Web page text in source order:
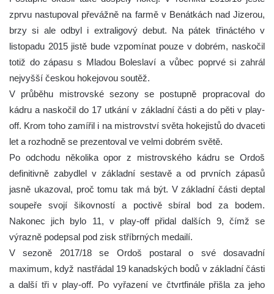
zprvu nastupoval převážně na farmě v Benátkách nad Jizerou,
brzy si ale odbyl i extraligový debut. Na pátek třináctého v
listopadu 2015 jistě bude vzpomínat pouze v dobrém, naskočil
totiž do zápasu s Mladou Boleslaví a vůbec poprvé si zahrál
nejvyšší českou hokejovou soutěž.
V průběhu mistrovské sezony se postupně propracoval do
kádru a naskočil do 17 utkání v základní části a do pěti v play-
off. Krom toho zamířil i na mistrovství světa hokejistů do dvaceti
let a rozhodně se prezentoval ve velmi dobrém světě.
Po odchodu několika opor z mistrovského kádru se Ordoš
definitivně zabydlel v základní sestavě a od prvních zápasů
jasně ukazoval, proč tomu tak má být. V základní části deptal
soupeře svojí šikovností a poctivě sbíral bod za bodem.
Nakonec jich bylo 11, v play-off přidal dalších 9, čímž se
výrazně podepsal pod zisk stříbrných medailí.
V sezoně 2017/18 se Ordoš postaral o své dosavadní
maximum, když nastřádal 19 kanadských bodů v základní části
a další tři v play-off. Po vyřazení ve čtvrtfinále přišla za jeho